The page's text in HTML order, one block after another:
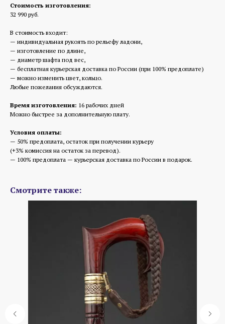
Стоимость изготовления:
32 990 руб.
В стоимость входит:
— индивидуальная рукоять по рельефу ладони,
— изготовление по длине,
— диаметр шафта под вес,
— бесплатная курьерская доставка по России (при 100% предоплате)
— можно изменить цвет, кольцо.
Любые пожелания обсуждаются.
Время изготовления: 16 рабочих дней
Можно быстрее за дополнительную плату.
Условия оплаты:
— 50% предоплата, остаток при получении курьеру
(+3% комиссия на остаток за перевод).
— 100% предоплата — курьерская доставка по России в подарок.
Смотрите также: